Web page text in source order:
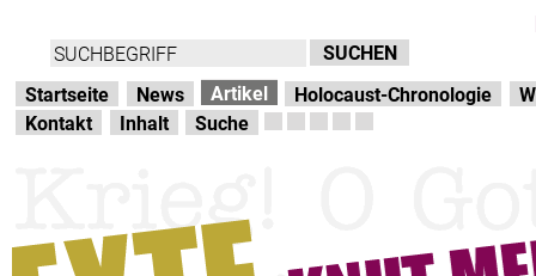
Startseite News Artikel Holocaust-Chronologie
Kontakt
Inhalt Suche